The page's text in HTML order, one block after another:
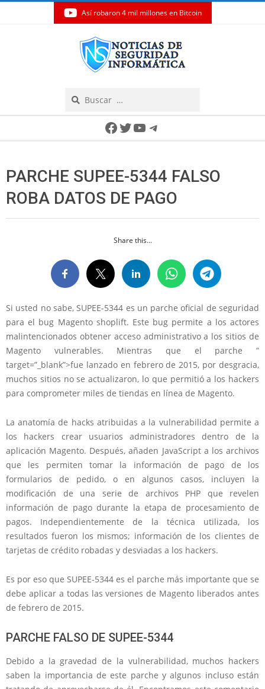
Así robaron 4 mil millones en Bitcoin
Facebook
Twitter
YouTube
Telegram
PARCHE SUPEE-5344 FALSO
ROBA DATOS DE PAGO
Share this...
Si usted no sabe, SUPEE-5344 es un parche oficial de seguridad
para el bug Magento shoplift. Este bug permite a los actores
malintencionados obtener acceso administrativo a los sitios de
Magento vulnerables. Mientras que el parche ”
target=”_blank”>fue lanzado en febrero de 2015, por desgracia,
muchos sitios no se actualizaron, lo que permitió a los hackers
para comprometer miles de tiendas en línea de Magento.
La anatomía de hacks atribuidas a la vulnerabilidad permite a
los hackers crear usuarios administradores dentro de la
aplicación Magento. Después, añaden JavaScript a los archivos
que les permiten tomar la información de pago de los
formularios de pedido, o en algunos casos, incluyen la
modificación de una serie de archivos PHP que revelen
información de pago durante la etapa de procesamiento de
pagos. Independientemente de la técnica utilizada, los
resultados fueron los mismos; información de los clientes de
tarjetas de crédito robadas y desviadas a los hackers.
Es por eso que SUPEE-5344 es el parche más importante que se
debe aplicar a todas las versiones de Magento liberados antes
de febrero de 2015.
PARCHE FALSO DE SUPEE-5344
Debido a la gravedad de la vulnerabilidad, muchos hackers
saben la importancia de este parche y algunos incluso están